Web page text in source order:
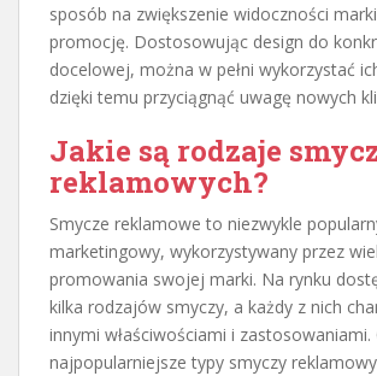
sposób na zwiększenie widoczności
promocję. Dostosowując design do
docelowej, można w pełni wykorzystać
dzięki temu przyciągnąć uwagę nowych
Jakie są rodzaje
reklamowych?
Smycze reklamowe to niezwykle
marketingowy, wykorzystywany przez
promowania swojej marki. Na rynku
kilka rodzajów smyczy, a każdy z nich
innymi właściwościami i zastosowaniami.
najpopularniejsze typy smyczy